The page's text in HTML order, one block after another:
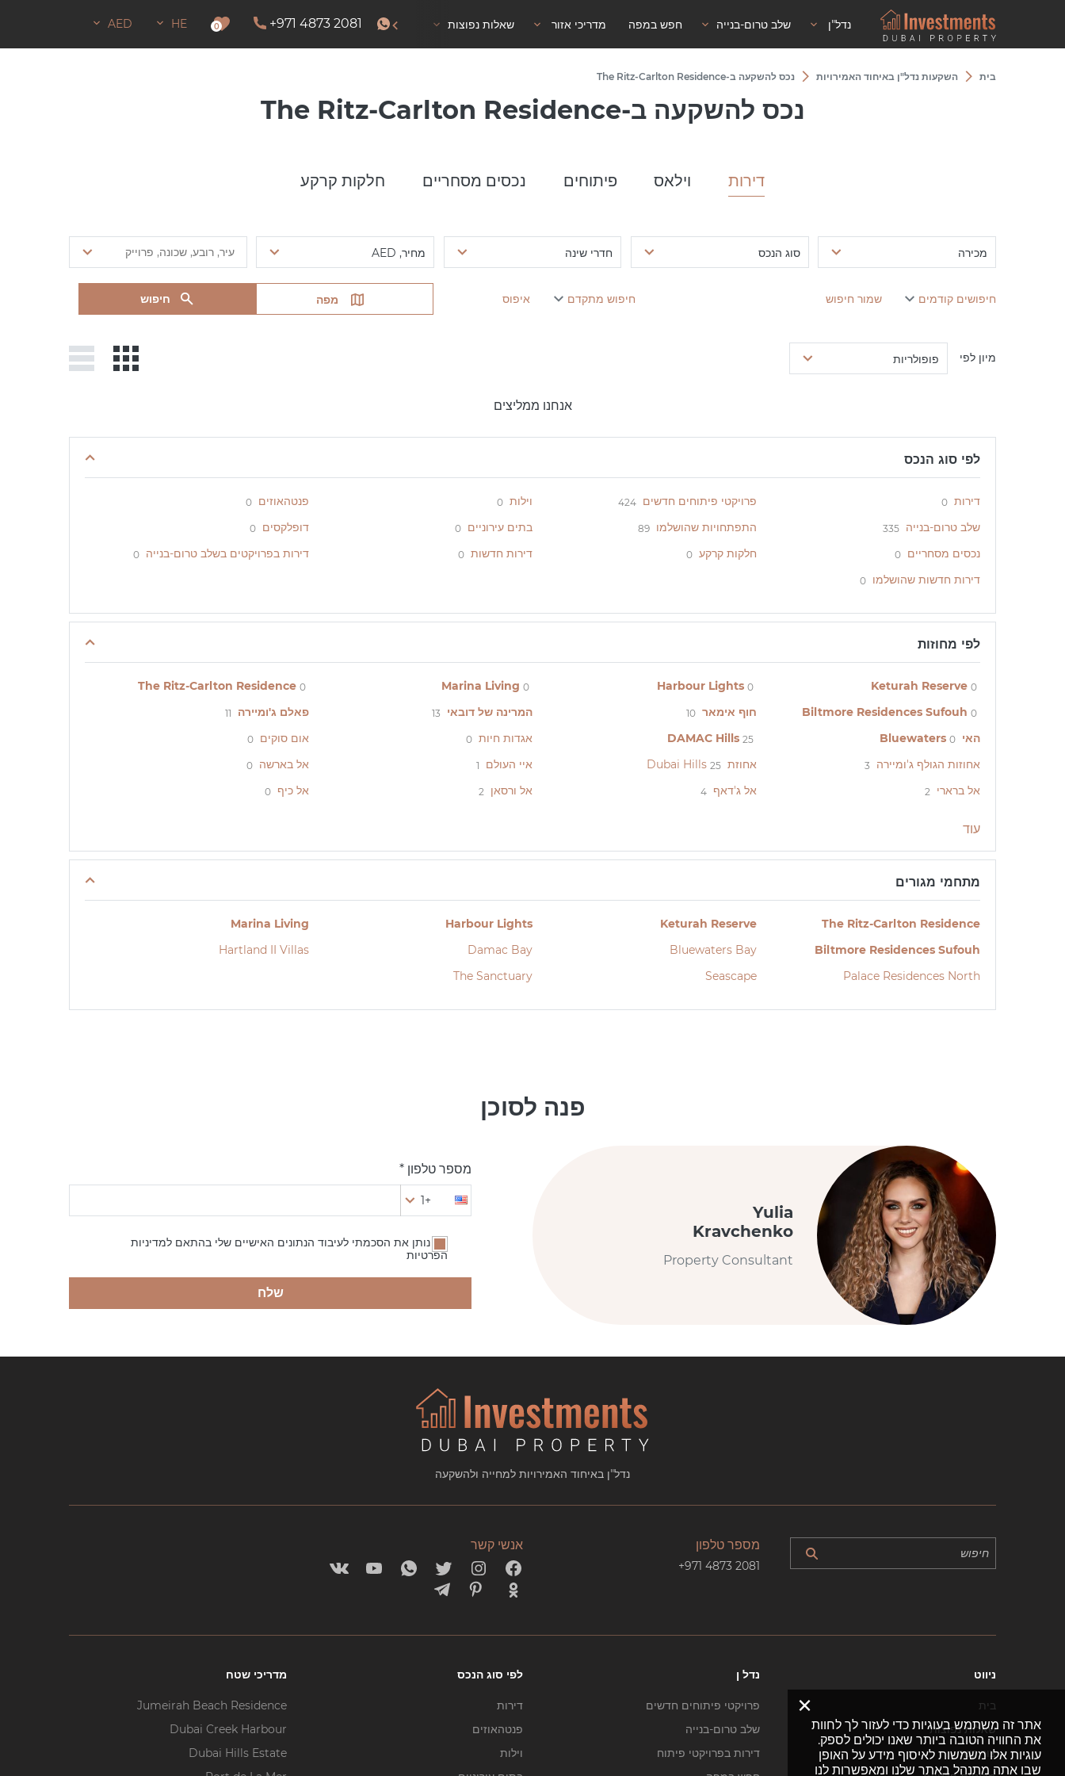
נדל"ן שלב טרום-בנייה חפש במפה מדריכי אזור שאלות נפוצות אישור שהייה+971 4873 2081
0
HE
AED
בית השקעות נדל"ן באיחוד האמירויות נכס להשקעה ב-The Ritz-Carlton Residence
נכס להשקעה ב-The Ritz-Carlton Residence
דירות וילאס פיתוחים נכסים מסחריים חלקות קרקע
מכירה סוג הנכס חדרי שינה מחיר, AED
חיפושים קודמים שמור חיפוש חיפוש מתקדם איפוס מפה חיפוש
מיון לפי פופולריות
אנחנו ממליצים
לפי סוג הנכס
דירות 0 פרויקטי פיתוחים חדשים 424 וילות 0 פנטהאוזים 0
שלב טרום-בנייה 335 התפתחויות שהושלמו 89 בתים עירוניים 0 דופלקסים 0
נכסים מסחריים 0 חלקות קרקע 0 דירות חדשות 0 דירות בפרויקטים בשלב טרום-בנייה 0
דירות חדשות שהושלמו 0
לפי מחוזות
Keturah Reserve 0
Harbour Lights 0
Marina Living 0
The Ritz-Carlton Residence 0
Biltmore Residences Sufouh 0 חוף אימאר 10 המרינה של דובאי 13 פאלם ג'ומיירה 11
האי Bluewaters 0
DAMAC Hills 25 אגדות חיות 0 אום סוקים 0
אחוזות הגולף ג'ומיירה 3 אחוזת Dubai Hills 25 איי העולם 1 אל בארשה 0
אל ברארי 2 אל ג'דאף 4 אל ורסאן 2 אל כיף 0
עוד
מתחמי מגורים
The Ritz-Carlton Residence
Keturah Reserve
Harbour Lights
Marina Living
Biltmore Residences Sufouh
Bluewaters Bay
Damac Bay
Hartland II Villas
Palace Residences North
Seascape
The Sanctuary
פנה לסוכן
Yulia
Kravchenko
Property Consultant
מספר טלפון *
+1
אני נותן את הסכמתי לעיבוד הנתונים האישיים שלי בהתאם למדיניות
הפרטיות
שלח
נדל"ן באיחוד האמירויות למחייה ולהשקעה
מספר טלפון
+971 4873 2081
אנשי קשר
ניווט
בית
שאלות נפוצות
צור קשר
נדל ן
פרויקטי פיתוחים חדשים
שלב טרום-בנייה
דירות בפרויקטי פיתוח
לפי סוג הנכס
דירות
פנטהאוזים
וילות
מדריכי שטח
Jumeirah Beach Residence
Dubai Creek Harbour
Dubai Hills Estate
×
אתר זה משתמש בעוגיות כדי לעזור לך לחוות
את החוויה הטובה ביותר שאנו יכולים לספק.
עוגיות אלו משמשות לאיסוף מידע על האופן
שבו אתה מתנהל באתר שלנו ומאפשרות לנו